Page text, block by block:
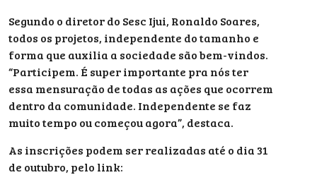
Segundo o diretor do Sesc Ijui, Ronaldo Soares,
todos os projetos, independente do tamanho e
forma que auxilia a sociedade são bem-vindos.
“Participem. É super importante pra nós ter
essa mensuração de todas as ações que ocorrem
dentro da comunidade. Independente se faz
muito tempo ou começou agora”, destaca.
As inscrições podem ser realizadas até o dia 31
de outubro, pelo link: